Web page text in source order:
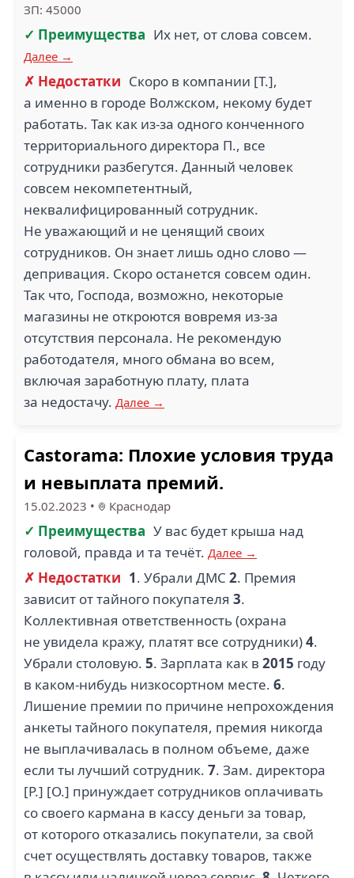
ЗП: 45000
✓ Преимущества Их нет, от слова совсем.
Далее →
✗ Недостатки Скоро в компании [Т.],
а именно в городе Волжском, некому будет
работать. Так как из-за одного конченного
территориального директора П., все
сотрудники разбегутся. Данный человек
совсем некомпетентный,
неквалифицированный сотрудник.
Не уважающий и не ценящий своих
сотрудников. Он знает лишь одно слово —
депривация. Скоро останется совсем один.
Так что, Господа, возможно, некоторые
магазины не откроются вовремя из-за
отсутствия персонала. Не рекомендую
работодателя, много обмана во всем,
включая заработную плату, плата
за недостачу. Далее →
Castorama: Плохие условия труда
и невыплата премий.
15.02.2023 • Краснодар
✓ Преимущества У вас будет крыша над
головой, правда и та течёт. Далее →
✗ Недостатки 1. Убрали ДМС 2. Премия
зависит от тайного покупателя 3.
Коллективная ответственность (охрана
не увидела кражу, платят все сотрудники)4.
Убрали столовую. 5. Зарплата как в 2015 году
в каком-нибудь низкосортном месте. 6.
Лишение премии по причине непрохождения
анкеты тайного покупателя, премия никогда
не выплачивалась в полном объеме, даже
если ты лучший сотрудник. 7. Зам. директора
[Р.] [О.] принуждает сотрудников оплачивать
со своего кармана в кассу деньги за товар,
от которого отказались покупатели, за свой
счет осуществлять доставку товаров, также